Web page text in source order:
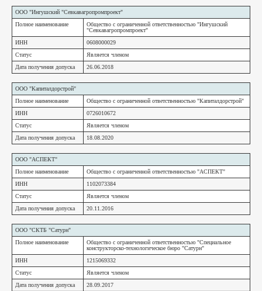
ООО "Ингушский "Севкавагропромпроект"
Полное наименование
Общество с ограниченной ответственностью "Ингушский
"Севкавагропромпроект"
ИНН
0608000029
Статус
Является членом
Дата получения допуска
26.06.2018
ООО "Капиталдорстрой"
Полное наименование
Общество с ограниченной ответственностью "Капиталдорстрой"
ИНН
0726010672
Статус
Является членом
Дата получения допуска
18.08.2020
ООО "АСПЕКТ"
Полное наименование
Общество с ограниченной ответственностью "АСПЕКТ"
ИНН
1102073384
Статус
Является членом
Дата получения допуска
20.11.2016
ООО "СКТБ "Сатурн"
Полное наименование
Общество с ограниченной ответственностью "Специальное
конструкторско-технологическое бюро "Сатурн"
ИНН
1215069332
Статус
Является членом
Дата получения допуска
28.09.2017